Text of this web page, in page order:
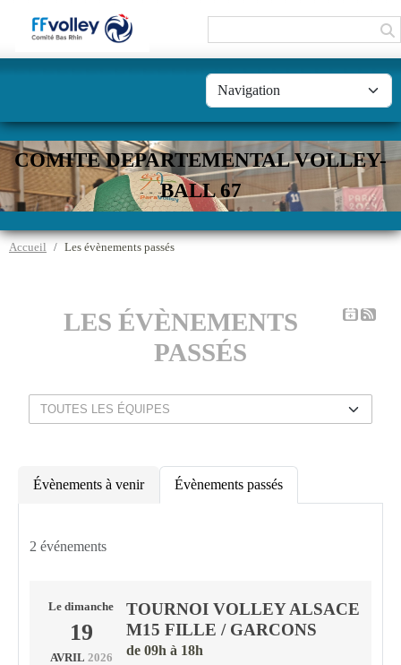
COMITE DEPARTEMENTAL VOLLEY-
BALL 67
Accueil Les évènements passés
LES ÉVÈNEMENTS
PASSÉS
Évènements à venir Évènements passés
2 événements
Le dimanche
19
AVRIL 2026
TOURNOI VOLLEY ALSACE
M15 FILLE / GARCONS
de 09h à 18h
Panneau de gestion des cookies